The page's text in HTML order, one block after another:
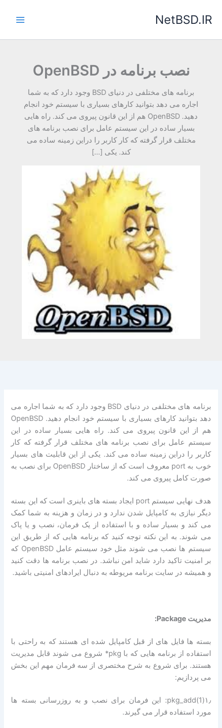
NetBSD.IR
نصب برنامه در OpenBSD
برنامه های مختلفی در دنیای BSD وجود دارد که به شما
اجاره می دهد بتوانید کارهای بسیاری با سیستم خود انجام
دهید. OpenBSD هم از این قانون پیروی می کند. راه هایی
بسیار ساده در این سیستم عامل برای نصب برنامه های
مختلف قرار گرفته که کار کاربر را دراین زمینه ساده می
کند. یکی […]
برنامه های مختلفی در دنیای BSD وجود دارد که به شما اجاره می
دهد بتوانید کارهای بسیاری با سیستم خود انجام دهید. OpenBSD
هم از این قانون پیروی می کند. راه هایی بسیار ساده در این
سیستم عامل برای نصب برنامه های مختلف قرار گرفته که کار
کاربر را دراین زمینه ساده می کند. یکی از این قابلیت های بسیار
خوب به port معروف است که از ساختار OpenBSD برای نصب به
صورت کامل پیروی می کند.
هدف نهایی سیستم port ایجاد بسته های باینری است که این بسته
دیگر نیازی به کامپایل شدن ندارد و در زمان و هزینه به شما کمک
می کند و بسیار ساده و با استفاده از یک فرمان، نصب و یا پاک
می شوند. به این نکته توجه کنید که برنامه هایی که از طریق این
سیستم ها نصب می شوند مثل خود سیستم عامل OpenBSD که
بر امنیت تاکید دارد شاید امن نباشد. در نصب برنامه ها دقت کنید
و همیشه در سایت برنامه مریوطه به دنبال ایرادهای امنیتی باشید.
مدیریت Package:
بسته ها فایل های از قبل کامپایل شده ای هستند که به راحتی با
استفاده از برنامه هایی که با pkg* شروع می شوند قابل مدیریت
هستند. برای شروع به شرح مختصری از سه فرمان مهم این بخش
می پردازیم:
۱٫(pkg_add(1: این فرمان برای نصب و به روزرسانی بسته ها
مورد استفاده قرار می گیرند.